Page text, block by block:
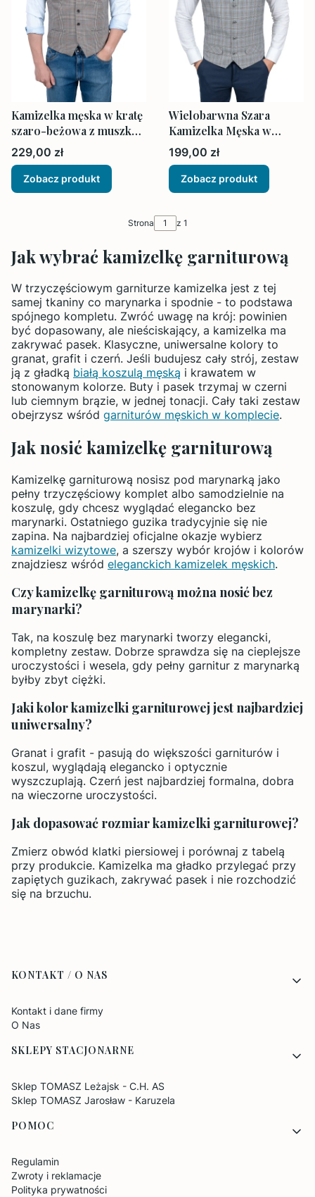
Kamizelka męska w kratę
szaro-beżowa z muszką i
poszetką
Cena
229,00 zł
Zobacz produkt
Wielobarwna Szara
Kamizelka Męska w
Kratkę
Cena
199,00 zł
Zobacz produkt
Strona z 1
Jak wybrać kamizelkę garniturową
W trzyczęściowym garniturze kamizelka jest z tej
samej tkaniny co marynarka i spodnie - to podstawa
spójnego kompletu. Zwróć uwagę na krój: powinien
być dopasowany, ale nieściskający, a kamizelka ma
zakrywać pasek. Klasyczne, uniwersalne kolory to
granat, grafit i czerń. Jeśli budujesz cały strój, zestaw
ją z gładką białą koszulą męską i krawatem w
stonowanym kolorze. Buty i pasek trzymaj w czerni
lub ciemnym brązie, w jednej tonacji. Cały taki zestaw
obejrzysz wśród garniturów męskich w komplecie.
Jak nosić kamizelkę garniturową
Kamizelkę garniturową nosisz pod marynarką jako
pełny trzyczęściowy komplet albo samodzielnie na
koszulę, gdy chcesz wyglądać elegancko bez
marynarki. Ostatniego guzika tradycyjnie się nie
zapina. Na najbardziej oficjalne okazje wybierz
kamizelki wizytowe, a szerszy wybór krojów i kolorów
znajdziesz wśród eleganckich kamizelek męskich.
Czy kamizelkę garniturową można nosić bez
marynarki?
Tak, na koszulę bez marynarki tworzy elegancki,
kompletny zestaw. Dobrze sprawdza się na cieplejsze
uroczystości i wesela, gdy pełny garnitur z marynarką
byłby zbyt ciężki.
Jaki kolor kamizelki garniturowej jest najbardziej
uniwersalny?
Granat i grafit - pasują do większości garniturów i
koszul, wyglądają elegancko i optycznie
wyszczuplają. Czerń jest najbardziej formalna, dobra
na wieczorne uroczystości.
Jak dopasować rozmiar kamizelki garniturowej?
Zmierz obwód klatki piersiowej i porównaj z tabelą
przy produkcie. Kamizelka ma gładko przylegać przy
zapiętych guzikach, zakrywać pasek i nie rozchodzić
się na brzuchu.
Linki w stopce
KONTAKT / O NAS
Kontakt i dane firmy
O Nas
SKLEPY STACJONARNE
Sklep TOMASZ Leżajsk - C.H. AS
Sklep TOMASZ Jarosław - Karuzela
POMOC
Regulamin
Zwroty i reklamacje
Polityka prywatności